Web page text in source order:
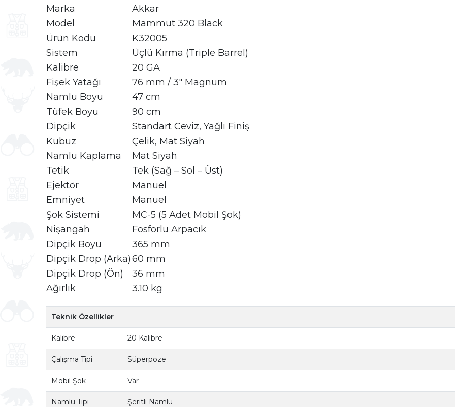
Marka
Akkar
Model
Mammut 320 Black
Ürün Kodu
K32005
Sistem
Üçlü Kırma (Triple Barrel)
Kalibre
20 GA
Fişek Yatağı
76 mm / 3" Magnum
Namlu Boyu
47 cm
Tüfek Boyu
90 cm
Dipçik
Standart Ceviz, Yağlı Finiş
Kubuz
Çelik, Mat Siyah
Namlu Kaplama
Mat Siyah
Tetik
Tek (Sağ – Sol – Üst)
Ejektör
Manuel
Emniyet
Manuel
Şok Sistemi
MC-5 (5 Adet Mobil Şok)
Nişangah
Fosforlu Arpacık
Dipçik Boyu
365 mm
Dipçik Drop (Arka)60 mm
Dipçik Drop (Ön)
36 mm
Ağırlık
3.10 kg
Teknik Özellikler
Kalibre 20 Kalibre
Çalışma Tipi Süperpoze
Mobil Şok Var
Namlu Tipi Şeritli Namlu